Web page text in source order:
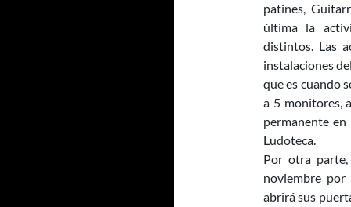
patines,
última la
distintos. Las
instalaciones
que es cuando
a 5 monitores,
permanente
Ludoteca.
Por otra
noviembre
abrirá sus